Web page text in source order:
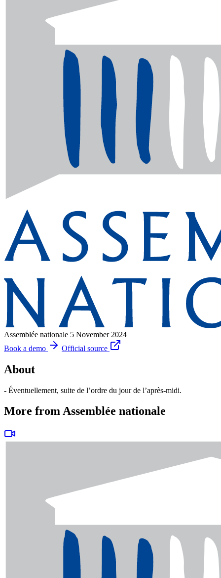
Assemblée nationale 5 November 2024
Book a demo
Official source
About
- Éventuellement, suite de l’ordre du jour de l’après-midi.
More from Assemblée nationale